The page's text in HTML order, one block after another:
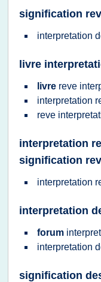
signification
interpretation
livre
livre reve
interpretation
reve
interpretation
signification
interpretation
interpretation
forum
interpretation
signification